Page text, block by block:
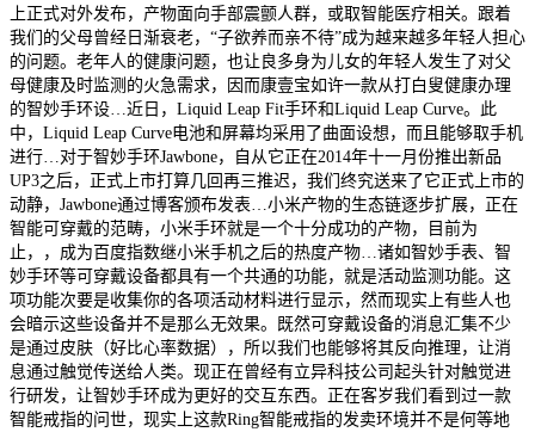
上正式对外发布，产物面向手部震颤人群，或取智能医疗相关。跟着
我们的父母曾经日渐衰老，“子欲养而亲不待”成为越来越多年轻人担心
的问题。老年人的健康问题，也让良多身为儿女的年轻人发生了对父
母健康及时监测的火急需求，因而康壹宝如许一款从打白叟健康办理
的智妙手环设…近日，Liquid Leap Fit手环和Liquid Leap Curve。此
中，Liquid Leap Curve电池和屏幕均采用了曲面设想，而且能够取手机
进行…对于智妙手环Jawbone，自从它正在2014年十一月份推出新品
UP3之后，正式上市打算几回再三推迟，我们终究送来了它正式上市的
动静，Jawbone通过博客颁布发表…小米产物的生态链逐步扩展，正在
智能可穿戴的范畴，小米手环就是一个十分成功的产物，目前为
止，，成为百度指数继小米手机之后的热度产物…诸如智妙手表、智
妙手环等可穿戴设备都具有一个共通的功能，就是活动监测功能。这
项功能次要是收集你的各项活动材料进行显示，然而现实上有些人也
会暗示这些设备并不是那么无效果。既然可穿戴设备的消息汇集不少
是通过皮肤（好比心率数据），所以我们也能够将其反向推理，让消
息通过触觉传送给人类。现正在曾经有立异科技公司起头针对触觉进
行研发，让智妙手环成为更好的交互东西。正在客岁我们看到过一款
智能戒指的问世，现实上这款Ring智能戒指的发卖环境并不是何等地